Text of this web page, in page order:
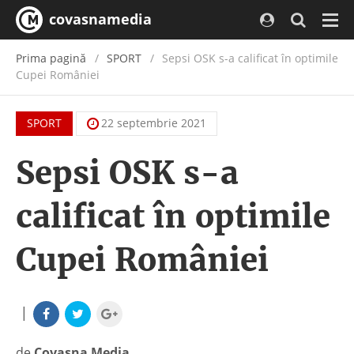
covasnamedia
Prima pagină SPORT
Sepsi OSK s-a calificat în optimile
Cupei României
SPORT 22 septembrie 2021
Sepsi OSK s-a
calificat în optimile
Cupei României
|